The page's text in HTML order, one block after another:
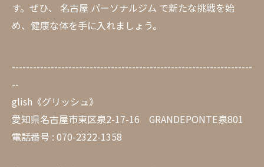
す。ぜひ、 名古屋 パーソナルジム で新たな挑戦を始
め、健康な体を手に入れましょう。
--------------------------------------------------------------------
--
glish《グリッシュ》
愛知県名古屋市東区泉2-17-16 GRANDEPONTE泉801
電話番号 : 070-2322-1358